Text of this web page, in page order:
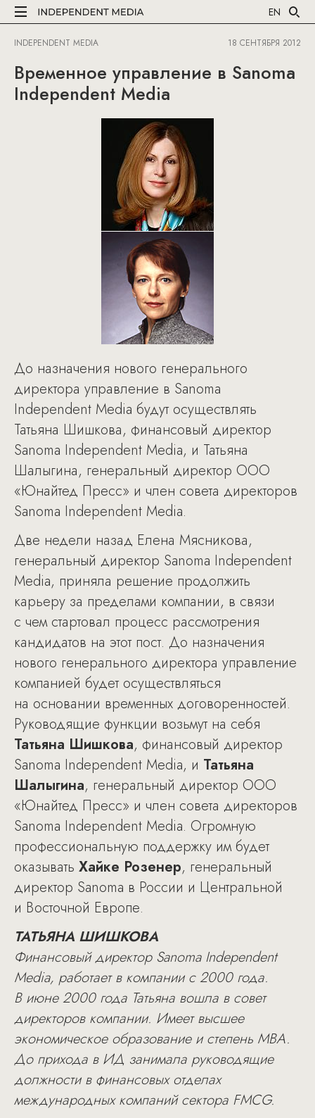
EN
INDEPENDENT MEDIA 18 СЕНТЯБРЯ 2012
Временное управление в Sanoma
Independent Media
До назначения нового генерального
директора управление в Sanoma
Independent Media будут осуществлять
Татьяна Шишкова, финансовый директор
Sanoma Independent Media, и Татьяна
Шалыгина, генеральный директор ООО
«Юнайтед Пресс» и член совета директоров
Sanoma Independent Media.
Две недели назад Елена Мясникова,
генеральный директор Sanoma Independent
Media, приняла решение продолжить
карьеру за пределами компании, в связи
с чем стартовал процесс рассмотрения
кандидатов на этот пост. До назначения
нового генерального директора управление
компанией будет осуществляться
на основании временных договоренностей.
Руководящие функции возьмут на себя
Татьяна Шишкова, финансовый директор
Sanoma Independent Media, и Татьяна
Шалыгина, генеральный директор ООО
«Юнайтед Пресс» и член совета директоров
Sanoma Independent Media. Огромную
профессиональную поддержку им будет
оказывать Хайке Розенер, генеральный
директор Sanoma в России и Центральной
и Восточной Европе.
ТАТЬЯНА ШИШКОВА
Финансовый директор Sanoma Independent
Media, работает в компании с 2000 года.
В июне 2000 года Татьяна вошла в совет
директоров компании. Имеет высшее
экономическое образование и степень MBA.
До прихода в ИД занимала руководящие
должности в финансовых отделах
международных компаний сектора FMCG.